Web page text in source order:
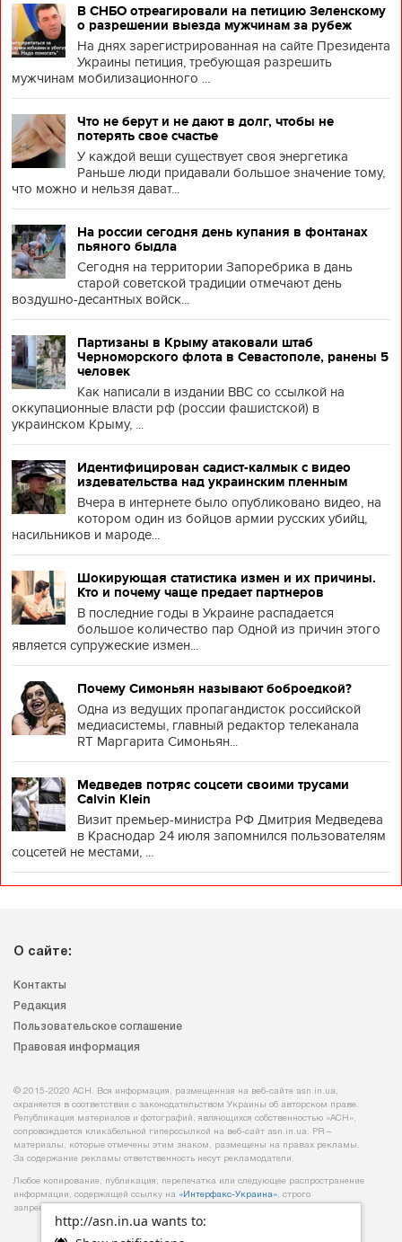
http://asn.in.ua wants to:
В СНБО отреагировали на петицию Зеленскому
о разрешении выезда мужчинам за рубеж
На днях зарегистрированная на сайте Президента
Украины петиция, требующая разрешить
мужчинам мобилизационного ...
Что не берут и не дают в долг, чтобы не
потерять свое счастье
У каждой вещи существует своя энергетика
Раньше люди придавали большое значение тому,
что можно и нельзя дават...
На россии сегодня день купания в фонтанах
пьяного быдла
Сегодня на территории Запоребрика в дань
старой советской традиции отмечают день
воздушно-десантных войск...
Партизаны в Крыму атаковали штаб
Черноморского флота в Севастополе, ранены 5
человек
Как написали в издании BBC со ссылкой на
оккупационные власти рф (россии фашистской) в
украинском Крыму, ...
Идентифицирован садист-калмык с видео
издевательства над украинским пленным
Вчера в интернете было опубликовано видео, на
котором один из бойцов армии русских убийц,
насильников и мароде...
Шокирующая статистика измен и их причины.
Кто и почему чаще предает партнеров
В последние годы в Украине распадается
большое количество пар Одной из причин этого
является супружеские измен...
Почему Симоньян называют боброедкой?
Одна из ведущих пропагандисток российской
медиасистемы, главный редактор телеканала
RT Маргарита Симоньян...
Медведев потряс соцсети своими трусами
Calvin Klein
Визит премьер-министра РФ Дмитрия Медведева
в Краснодар 24 июля запомнился пользователям
соцсетей не местами, ...
О сайте:
Контакты
Редакция
Пользовательское соглашение
Правовая информация
© 2015-2020 АСН. Вся информация, размещенная на веб-сайте asn.in.ua,
охраняется в соответствии с законодательством Украины об авторском праве.
Републикация материалов и фотографий, являющихся собственностью «АСН»,
сопровождается кликабельной гиперссылкой на веб-сайт asn.іn.ua. PR –
материалы, которые отмечены этим знаком, размещены на правах рекламы.
За содержание рекламы ответственность несут рекламодатели.
Любое копирование, публикация, перепечатка или следующее распространение
информации, содержащей ссылку на «Интерфакс-Украина», строго
запрещается.